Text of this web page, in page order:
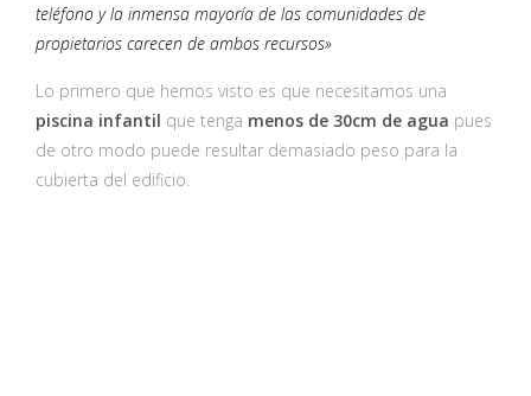
teléfono y la inmensa mayoría de las comunidades de
propietarios carecen de ambos recursos»
Lo primero que hemos visto es que necesitamos una
piscina infantil que tenga menos de 30cm de agua pues
de otro modo puede resultar demasiado peso para la
cubierta del edificio.